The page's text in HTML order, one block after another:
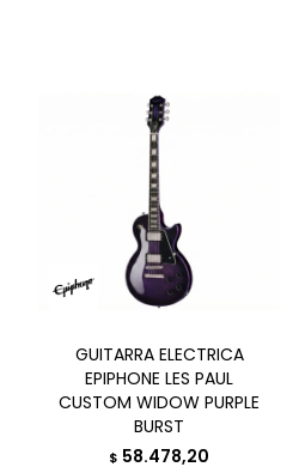
GUITARRA ELECTRICA
EPIPHONE LES PAUL
CUSTOM WIDOW PURPLE
BURST
$ 58.478,20